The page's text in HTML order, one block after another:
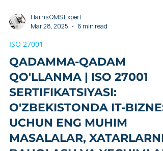
Mar 28, 2025
ISO 27001
QADAMMA-QADAM
QO'LLANMA | ISO 27001
SERTIFIKATSIYASI:
O'ZBEKISTONDA IT-BIZNES
UCHUN ENG MUHIM